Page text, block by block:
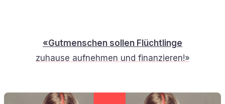
«Gutmenschen sollen Flüchtlinge
zuhause aufnehmen und finanzieren!»